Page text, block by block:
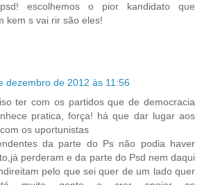
escolhemos o pior kandidato que
kem s vai rir são eles!
dezembro de 2012 às 11:56
ter com os partidos que de democracia
pratica, força! há que dar lugar aos
os uportunistas
da parte do Ps não podia haver
perderam e da parte do Psd nem daqui
pelo que sei quer de um lado quer